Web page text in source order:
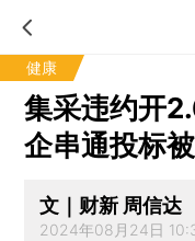
健康
集采违约开
企串通投标
文｜财新 周信达
2024年08月24日